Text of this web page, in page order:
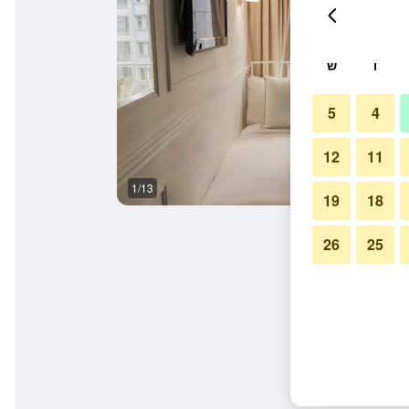
1/13
ו ש
4
5
11
12
18
19
25
26